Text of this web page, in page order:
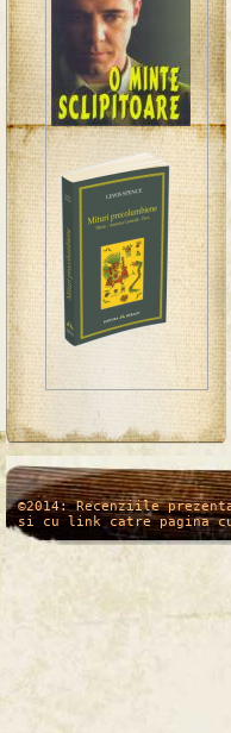
/* */
©2014: Recenziile
si cu link catre pagina